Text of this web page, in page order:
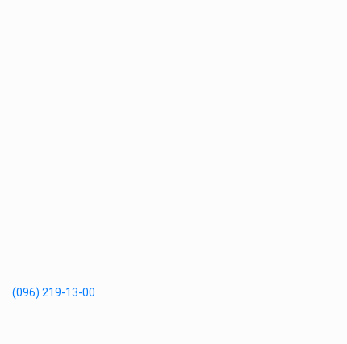
(096) 219-13-00